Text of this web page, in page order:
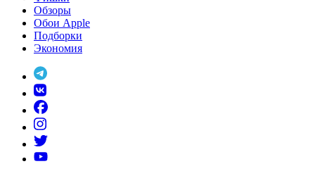
Обзоры
Обои Apple
Подборки
Экономия